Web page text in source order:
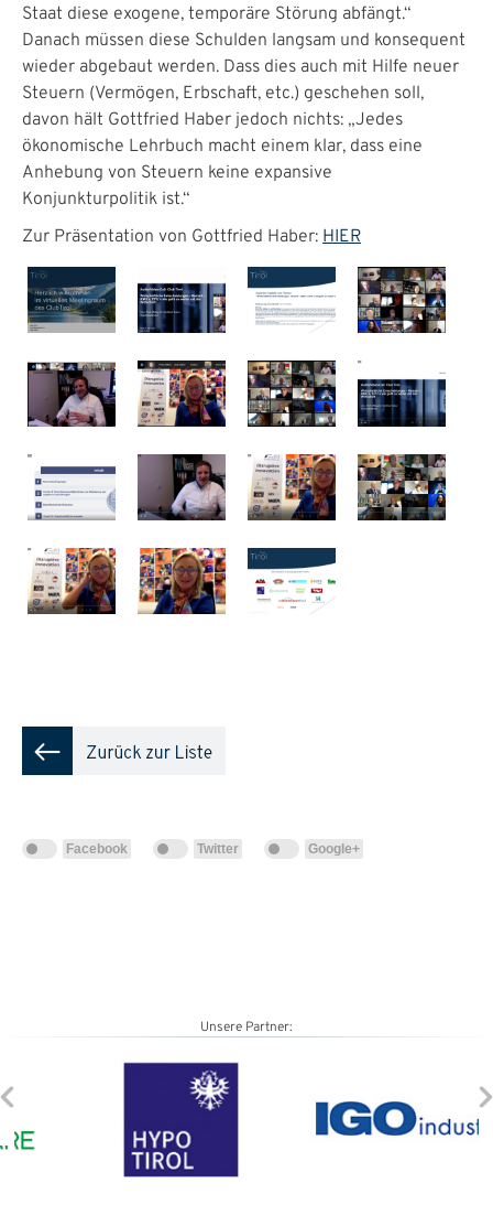
Staat diese exogene, temporäre Störung abfängt.“
Danach müssen diese Schulden langsam und konsequent
wieder abgebaut werden. Dass dies auch mit Hilfe neuer
Steuern (Vermögen, Erbschaft, etc.) geschehen soll,
davon hält Gottfried Haber jedoch nichts: „Jedes
ökonomische Lehrbuch macht einem klar, dass eine
Anhebung von Steuern keine expansive
Konjunkturpolitik ist.“
Zur Präsentation von Gottfried Haber: HIER
Facebook Twitter Google+
Unsere Partner: